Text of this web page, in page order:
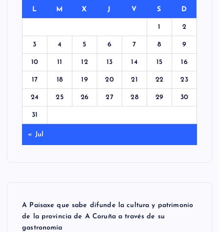
L M X J V S D
1 2
3 4 5 6 7 8 9
10 11 12 13 14 15 16
17 18 19 20 21 22 23
24 25 26 27 28 29 30
31
« Jul
A Paisaxe que sabe difunde la cultura y patrimonio
de la provincia de A Coruña a través de su
gastronomía